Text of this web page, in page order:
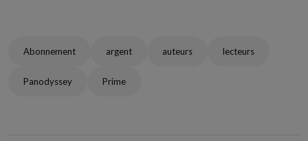
Abonnement argent auteurs lecteurs
Panodyssey Prime